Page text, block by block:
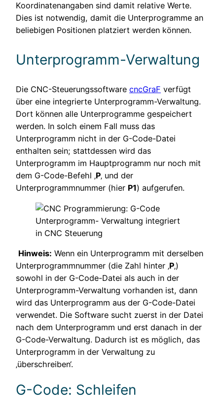
Koordinatenangaben sind damit relative Werte.
Dies ist notwendig, damit die Unterprogramme an
beliebigen Positionen platziert werden können.
Unterprogramm-Verwaltung
Die CNC-Steuerungssoftware cncGraF verfügt
über eine integrierte Unterprogramm-Verwaltung.
Dort können alle Unterprogramme gespeichert
werden. In solch einem Fall muss das
Unterprogramm nicht in der G-Code-Datei
enthalten sein; stattdessen wird das
Unterprogramm im Hauptprogramm nur noch mit
dem G-Code-Befehl ‚P‚ und der
Unterprogrammnummer (hier P1) aufgerufen.
Hinweis: Wenn ein Unterprogramm mit derselben
Unterprogrammnummer (die Zahl hinter ‚P‚)
sowohl in der G-Code-Datei als auch in der
Unterprogramm-Verwaltung vorhanden ist, dann
wird das Unterprogramm aus der G-Code-Datei
verwendet. Die Software sucht zuerst in der Datei
nach dem Unterprogramm und erst danach in der
G-Code-Verwaltung. Dadurch ist es möglich, das
Unterprogramm in der Verwaltung zu
‚überschreiben‘.
G-Code: Schleifen